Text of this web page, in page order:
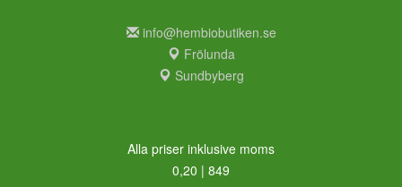
info@hembiobutiken.se
Frölunda
Sundbyberg
Alla priser inklusive moms
0,20 | 849